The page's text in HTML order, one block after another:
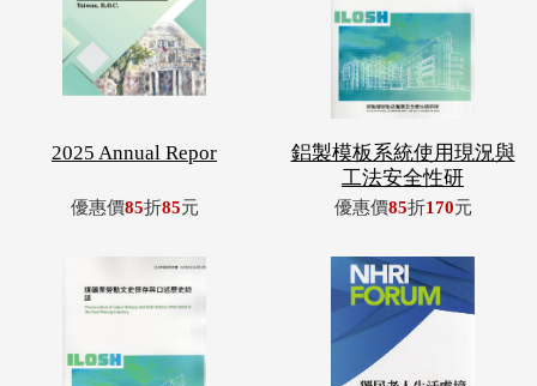
2025 Annual Repor
優惠價85折85元
鋁製模板系統使用現況與
工法安全性研
優惠價85折170元